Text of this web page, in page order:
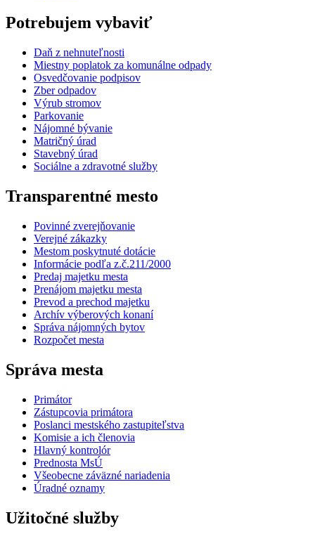
Potrebujem vybaviť
Daň z nehnuteľnosti
Miestny poplatok za komunálne odpady
Osvedčovanie podpisov
Zber odpadov
Výrub stromov
Parkovanie
Nájomné bývanie
Matričný úrad
Stavebný úrad
Sociálne a zdravotné služby
Transparentné mesto
Povinné zverejňovanie
Verejné zákazky
Mestom poskytnuté dotácie
Informácie podľa z.č.211/2000
Predaj majetku mesta
Prenájom majetku mesta
Prevod a prechod majetku
Archív výberových konaní
Správa nájomných bytov
Rozpočet mesta
Správa mesta
Primátor
Zástupcovia primátora
Poslanci mestského zastupiteľstva
Komisie a ich členovia
Hlavný kontrolór
Prednosta MsÚ
Všeobecne záväzné nariadenia
Úradné oznamy
Užitočné služby